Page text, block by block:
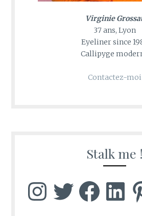
Virginie
37 ans, Lyon
Eyeliner since
Callipyge
Contactez-moi
Stalk me !
InstagramTwitter FacebookLinkedIn